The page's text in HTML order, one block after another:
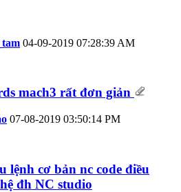
04-09-2019 07:28:39 AM
mach3 rất đơn giản
07-08-2019 03:50:14 PM
lệnh cơ bản nc code điều
đh NC studio